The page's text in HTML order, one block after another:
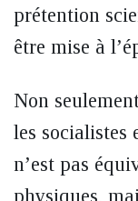
prétention
être mise à
Non
les
n’est pas
physiques,